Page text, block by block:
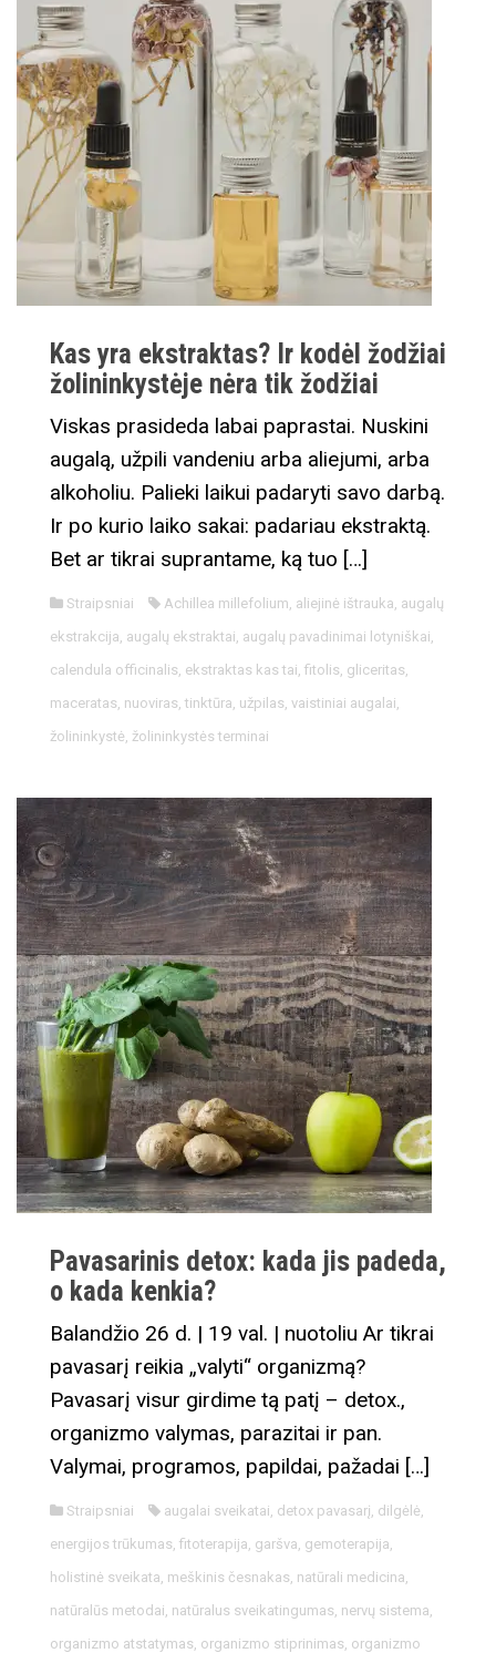
Kas yra ekstraktas? Ir kodėl žodžiai
žolininkystėje nėra tik žodžiai
Viskas prasideda labai paprastai. Nuskini
augalą, užpili vandeniu arba aliejumi, arba
alkoholiu. Palieki laikui padaryti savo darbą.
Ir po kurio laiko sakai: padariau ekstraktą.
Bet ar tikrai suprantame, ką tuo […]
Straipsniai Achillea millefolium, aliejinė ištrauka, augalų
ekstrakcija, augalų ekstraktai, augalų pavadinimai lotyniškai,
calendula officinalis, ekstraktas kas tai, fitolis, gliceritas,
maceratas, nuoviras, tinktūra, užpilas, vaistiniai augalai,
žolininkystė, žolininkystės terminai
Pavasarinis detox: kada jis padeda,
o kada kenkia?
Balandžio 26 d. | 19 val. | nuotoliu Ar tikrai
pavasarį reikia „valyti“ organizmą?
Pavasarį visur girdime tą patį – detox.,
organizmo valymas, parazitai ir pan.
Valymai, programos, papildai, pažadai […]
Straipsniai augalai sveikatai, detox pavasarį, dilgėlė,
energijos trūkumas, fitoterapija, garšva, gemoterapija,
holistinė sveikata, meškinis česnakas, natūrali medicina,
natūralūs metodai, natūralus sveikatingumas, nervų sistema,
organizmo atstatymas, organizmo stiprinimas, organizmo